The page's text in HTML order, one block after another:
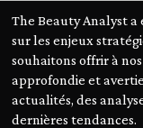
The Beauty Analyst
sur les enjeux
souhaitons offrir à
approfondie et
actualités, des
dernières tendances.